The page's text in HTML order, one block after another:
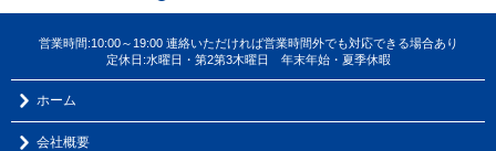
営業時間:10:00～19:00 連絡いただければ営業時間外でも対応できる場合あり
定休日:水曜日・第2第3木曜日 年末年始・夏季休暇
ホーム
会社概要